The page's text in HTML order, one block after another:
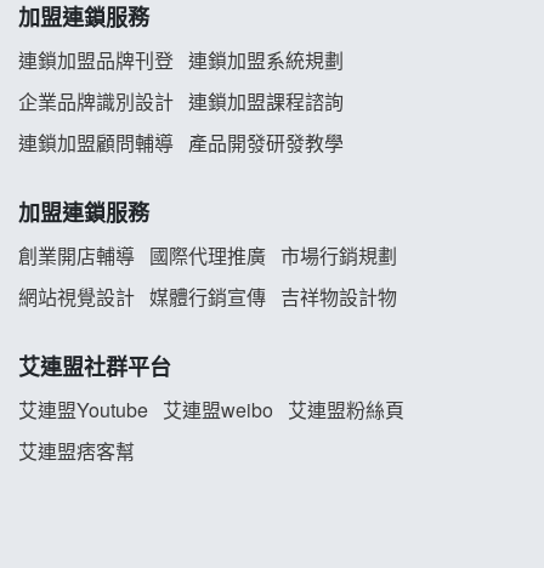
義氣豐發雞加盟說明會
Mr.Wish加盟說明會
雞咕雞咕加盟說明會
TEA TOP加盟說明會
珍好味臭臭鍋加盟說明會
藍象廷泰式火鍋加盟說明會
日十。早午食加盟說明會
加盟連鎖服務
連鎖加盟品牌刊登 連鎖加盟系統規劃
企業品牌識別設計 連鎖加盟課程諮詢
連鎖加盟顧問輔導 產品開發研發教學
加盟連鎖服務
創業開店輔導 國際代理推廣 市場行銷規劃
網站視覺設計 媒體行銷宣傳 吉祥物設計物
艾連盟社群平台
艾連盟Youtube 艾連盟weibo
艾連盟粉絲頁
艾連盟痞客幫